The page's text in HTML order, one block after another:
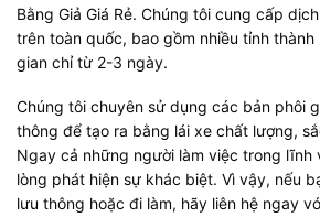
Bằng Giả Giá Rẻ. Chúng tôi cung cấp
trên toàn quốc, bao gồm nhiều tỉnh
gian chỉ từ 2-3 ngày.
Chúng tôi chuyên sử dụng các bản phôi
thông để tạo ra bằng lái xe chất lượng,
Ngay cả những người làm việc trong lĩnh
lòng phát hiện sự khác biệt. Vì vậy, nếu
lưu thông hoặc đi làm, hãy liên hệ ngay